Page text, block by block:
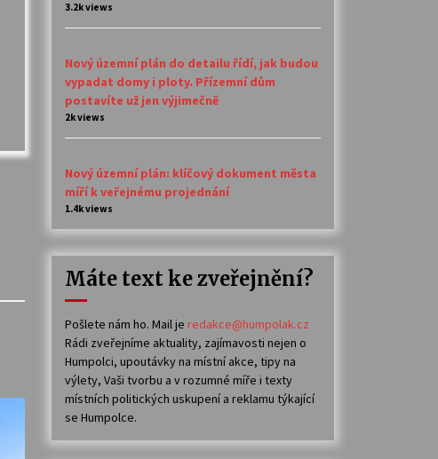
3.2k views
Nový územní plán do detailu řídí, jak budou
vypadat domy i ploty. Přízemní dům
postavíte už jen výjimečně
2k views
Nový územní plán: klíčový dokument města
míří k veřejnému projednání
1.4k views
Máte text ke zveřejnění?
Pošlete nám ho. Mail je redakce@humpolak.cz
Rádi zveřejníme aktuality, zajímavosti nejen o
Humpolci, upoutávky na místní akce, tipy na
výlety, Vaši tvorbu a v rozumné míře i texty
místních politických uskupení a reklamu týkající
se Humpolce.